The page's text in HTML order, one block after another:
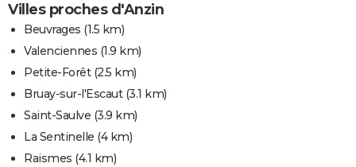
Villes proches d'Anzin
Beuvrages (1.5 km)
Valenciennes (1.9 km)
Petite-Forêt(2.5 km)
Bruay-sur-l'Escaut(3.1 km)
Saint-Saulve (3.9 km)
La Sentinelle (4 km)
Raismes (4.1 km)